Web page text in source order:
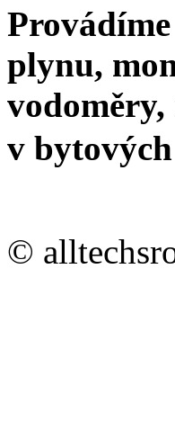
plynu,
v
©